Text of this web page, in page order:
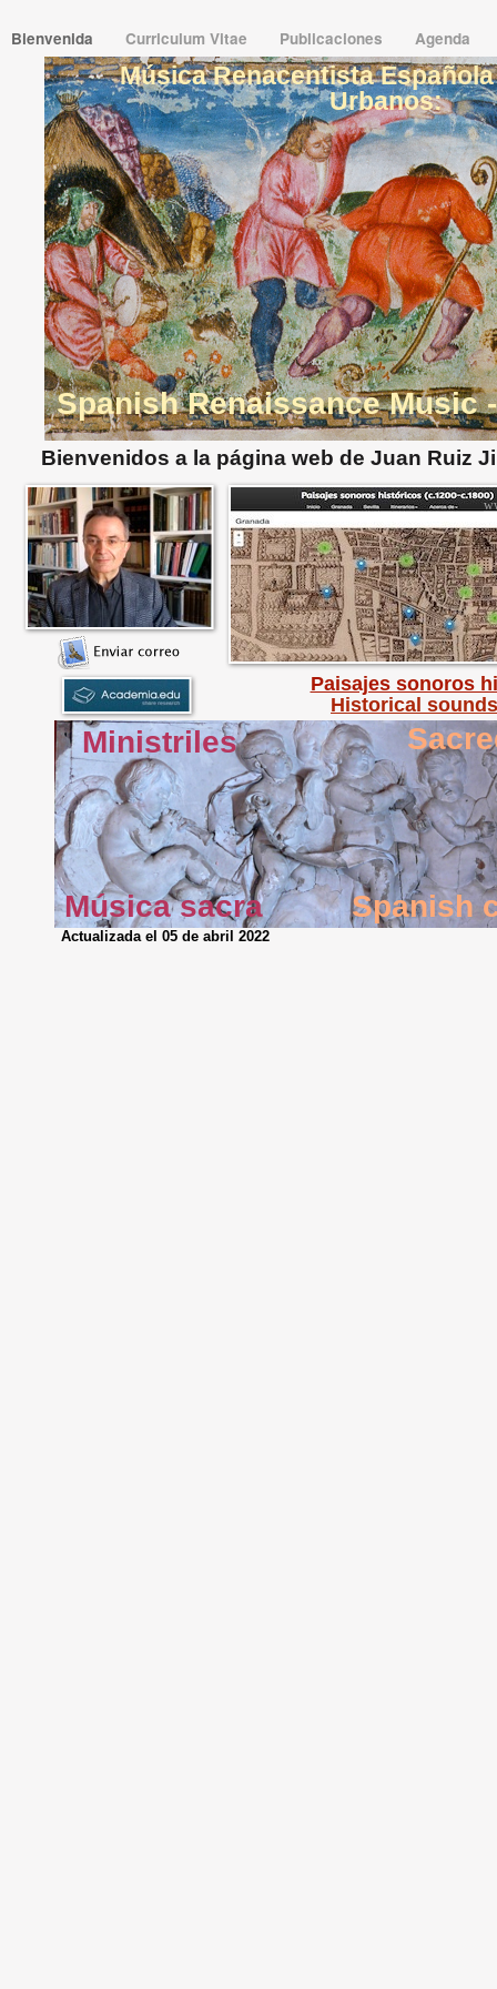
Bienvenida Curriculum Vitae Publicaciones Agenda
Bienvenidos a la página web de Juan Ruiz
Actualizada el 05 de abril 2022
Música Renacentista
Urbanos:
Spanish Renaissance Music
Ministriles
Spanish
Música sacra
Paisajes sonoros
Historical